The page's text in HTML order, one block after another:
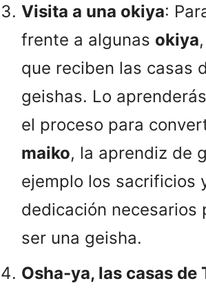
Visita a una okiya:
frente a algunas okiya
que reciben las casas
geishas. Lo
el proceso para
maiko, la aprendiz de
ejemplo los sacrificios
dedicación necesarios
ser una geisha.
Osha-ya, las casas de